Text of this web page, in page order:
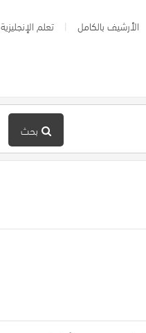
الأرشيف بالكامل تعلم الإنجليزية
بحث